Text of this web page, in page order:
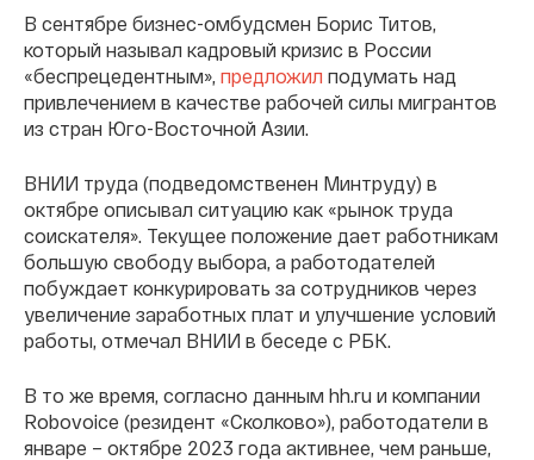
В сентябре бизнес-омбудсмен Борис Титов,
который называл кадровый кризис в России
«беспрецедентным», предложил подумать над
привлечением в качестве рабочей силы мигрантов
из стран Юго-Восточной Азии.
ВНИИ труда (подведомственен Минтруду) в
октябре описывал ситуацию как «рынок труда
соискателя». Текущее положение дает работникам
большую свободу выбора, а работодателей
побуждает конкурировать за сотрудников через
увеличение заработных плат и улучшение условий
работы, отмечал ВНИИ в беседе с РБК.
В то же время, согласно данным hh.ru и компании
Robovoice (резидент «Сколково»), работодатели в
январе – октябре 2023 года активнее, чем раньше,